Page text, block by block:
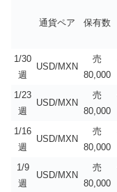
通貨ペア 保有数
1/30
週
USD/MXN
売
80,000
1/23
週
USD/MXN
売
80,000
1/16
週
USD/MXN
売
80,000
1/9
週
USD/MXN
売
80,000